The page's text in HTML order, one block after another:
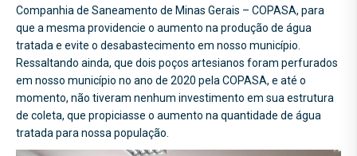
Companhia de Saneamento de Minas Gerais – COPASA, para
que a mesma providencie o aumento na produção de água
tratada e evite o desabastecimento em nosso município.
Ressaltando ainda, que dois poços artesianos foram perfurados
em nosso município no ano de 2020 pela COPASA, e até o
momento, não tiveram nenhum investimento em sua estrutura
de coleta, que propiciasse o aumento na quantidade de água
tratada para nossa população.